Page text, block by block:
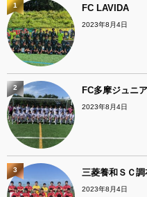
FC LAVIDA
2023年8月4日
1
FC多摩ジュニ
2023年8月4日
2
三菱養和ＳＣ
2023年8月4日
3